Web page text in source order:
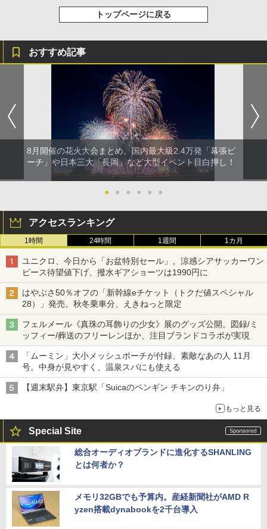
トップページに戻る
おすすめ記事
8月開催の花火大会まとめ。国内最大級2.4万発「幕張ビ
ーチ」や日本三大「長岡」など大型イベント目白押し！
● ● ● ● ● ●
アクセスランキング
1時間 24時間 1週間 1カ月
ユニクロ、今日から「お盆特別セール」。涼感シアサッカーワン
ピース待望値下げ、撥水ギアショーツは1990円に
はやぶさ50％オフの「新幹線eチケット（トクだ値スペシャル
28）」発売。秋冬乗車分、えきねっと限定
フェルメール《真珠の耳飾りの少女》展のグッズ公開。図録/ミ
ッフィー/葬送のフリーレンほか、注目ブランドコラボが実現
「ムーミン」大小メッシュポーチが付録、素敵なあの人 11月
号。中身が見やすく、温泉スパにも使える
【週末駅弁】東京駅「Suicaのペンギン チキンのり弁」
もっと見る
Special Site
総合オーディオブランドに進化するSHANLING
とは何者か？
メモリ32GBでも予算内。産経新聞社がAMD R
yzen搭載dynabookを2千台導入